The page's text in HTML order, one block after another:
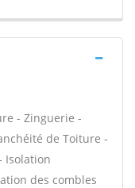
- Zinguerie -
de Toiture -
Isolation
des combles